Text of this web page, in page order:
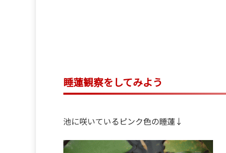
睡蓮観察をしてみよう
池に咲いているピンク色の睡蓮↓